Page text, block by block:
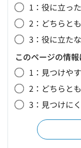
1：役に立った
2：どちらと
3：役に立た
このページの情
1：見つけや
2：どちらと
3：見つけに